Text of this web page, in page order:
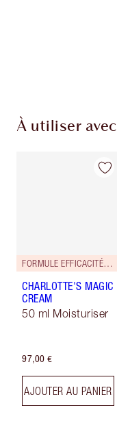
À utiliser avec
FORMULE EFFICACITÉ RENFORCÉE !
CHARLOTTE'S MAGIC
CREAM
50 ml Moisturiser
97,00 €
AJOUTER AU PANIER